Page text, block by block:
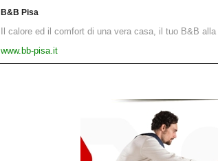
B&B Pisa
Il calore ed il comfort di una vera casa, il tuo B&B
www.bb-pisa.it